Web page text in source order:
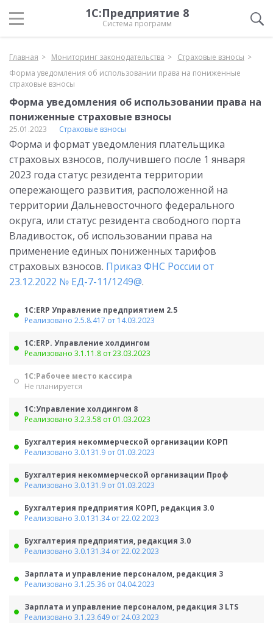
1С:Предприятие 8
Система программ
Главная Мониторинг законодательства
Страховые взносы
Форма уведомления об использовании права на пониженные
страховые взносы
Форма уведомления об использовании права на
пониженные страховые взносы
25.01.2023 Страховые взносы
Форма и формат уведомления плательщика
страховых взносов, получившего после 1 января
2023 года статус резидента территории
опережающего развития, расположенной на
территории Дальневосточного федерального
округа, или статус резидента свободного порта
Владивосток, об использовании права на
применение единых пониженных тарифов
страховых взносов. Приказ ФНС России от
23.12.2022 № ЕД-7-11/1249@.
1С:ERP Управление предприятием 2.5
Реализовано 2.5.8.417 от 14.03.2023
1С:ERP. Управление холдингом
Реализовано 3.1.11.8 от 23.03.2023
1С:Рабочее место кассира
Не планируется
1С:Управление холдингом 8
Реализовано 3.2.3.58 от 01.03.2023
Бухгалтерия некоммерческой организации КОРП
Реализовано 3.0.131.9 от 01.03.2023
Бухгалтерия некоммерческой организации Проф
Реализовано 3.0.131.9 от 01.03.2023
Бухгалтерия предприятия КОРП, редакция 3.0
Реализовано 3.0.131.34 от 22.02.2023
Бухгалтерия предприятия, редакция 3.0
Реализовано 3.0.131.34 от 22.02.2023
Зарплата и управление персоналом, редакция 3
Реализовано 3.1.25.36 от 04.04.2023
Зарплата и управление персоналом, редакция 3 LTS
Реализовано 3.1.23.649 от 24.03.2023